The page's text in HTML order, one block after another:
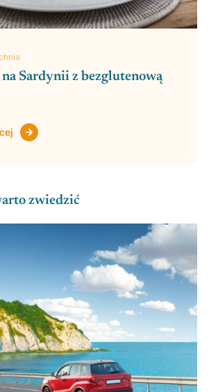
na Sardynii z bezglutenową
zwiedzić